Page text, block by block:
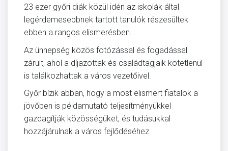
23 ezer győri diák közül idén az iskolák által
legérdemesebbnek tartott tanulók részesültek
ebben a rangos elismerésben.
Az ünnepség közös fotózással és fogadással
zárult, ahol a díjazottak és családtagjaik kötetlenül
is találkozhattak a város vezetőivel.
Győr bízik abban, hogy a most elismert fiatalok a
jövőben is példamutató teljesítményükkel
gazdagítják közösségüket, és tudásukkal
hozzájárulnak a város fejlődéséhez.